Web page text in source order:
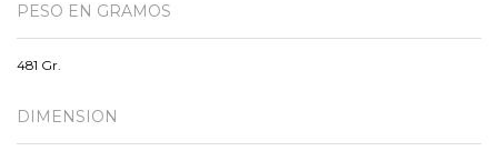
PESO EN GRAMOS
481 Gr.
DIMENSION